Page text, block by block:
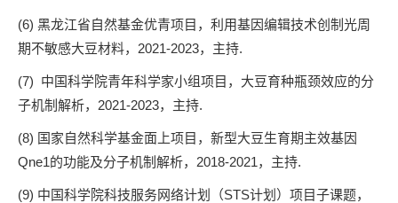
(6) 黑龙江省自然基金优青项目，利用基因编辑技术创制光周
期不敏感大豆材料，2021-2023，主持.
(7) 中国科学院青年科学家小组项目，大豆育种瓶颈效应的分
子机制解析，2021-2023，主持.
(8) 国家自然科学基金面上项目，新型大豆生育期主效基因
Qne1的功能及分子机制解析，2018-2021，主持.
(9) 中国科学院科技服务网络计划（STS计划）项目子课题，